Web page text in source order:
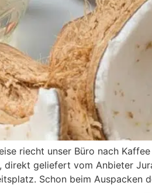
riecht unser Büro nach
geliefert vom Anbieter
Schon beim Auspacken